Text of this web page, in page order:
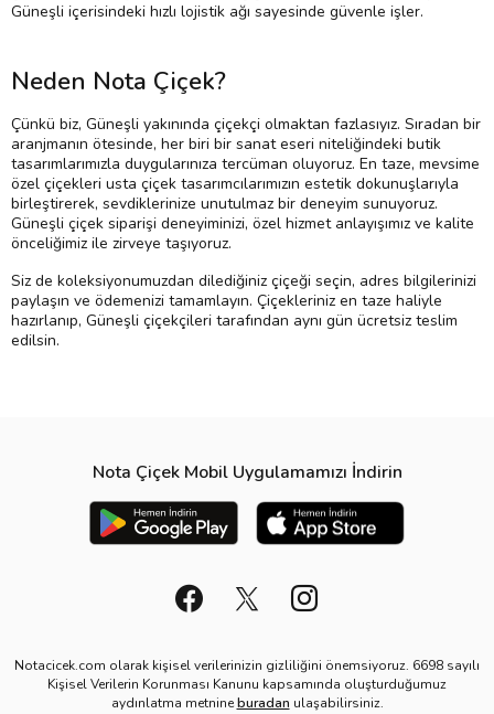
Güneşli içerisindeki hızlı lojistik ağı sayesinde güvenle işler.
Neden Nota Çiçek?
Çünkü biz, Güneşli yakınında çiçekçi olmaktan fazlasıyız. Sıradan bir
aranjmanın ötesinde, her biri bir sanat eseri niteliğindeki butik
tasarımlarımızla duygularınıza tercüman oluyoruz. En taze, mevsime
özel çiçekleri usta çiçek tasarımcılarımızın estetik dokunuşlarıyla
birleştirerek, sevdiklerinize unutulmaz bir deneyim sunuyoruz.
Güneşli çiçek siparişi deneyiminizi, özel hizmet anlayışımız ve kalite
önceliğimiz ile zirveye taşıyoruz.
Siz de koleksiyonumuzdan dilediğiniz çiçeği seçin, adres bilgilerinizi
paylaşın ve ödemenizi tamamlayın. Çiçekleriniz en taze haliyle
hazırlanıp, Güneşli çiçekçileri tarafından aynı gün ücretsiz teslim
edilsin.
Nota Çiçek Mobil Uygulamamızı İndirin
Notacicek.com olarak kişisel verilerinizin gizliliğini önemsiyoruz. 6698 sayılı
Kişisel Verilerin Korunması Kanunu kapsamında oluşturduğumuz
aydınlatma metnineburadan ulaşabilirsiniz.